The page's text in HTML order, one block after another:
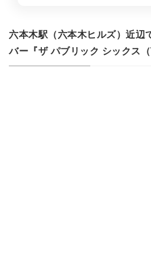
り。
六本木駅（六本木ヒルズ）近辺
バー『ザ パブリック シックス